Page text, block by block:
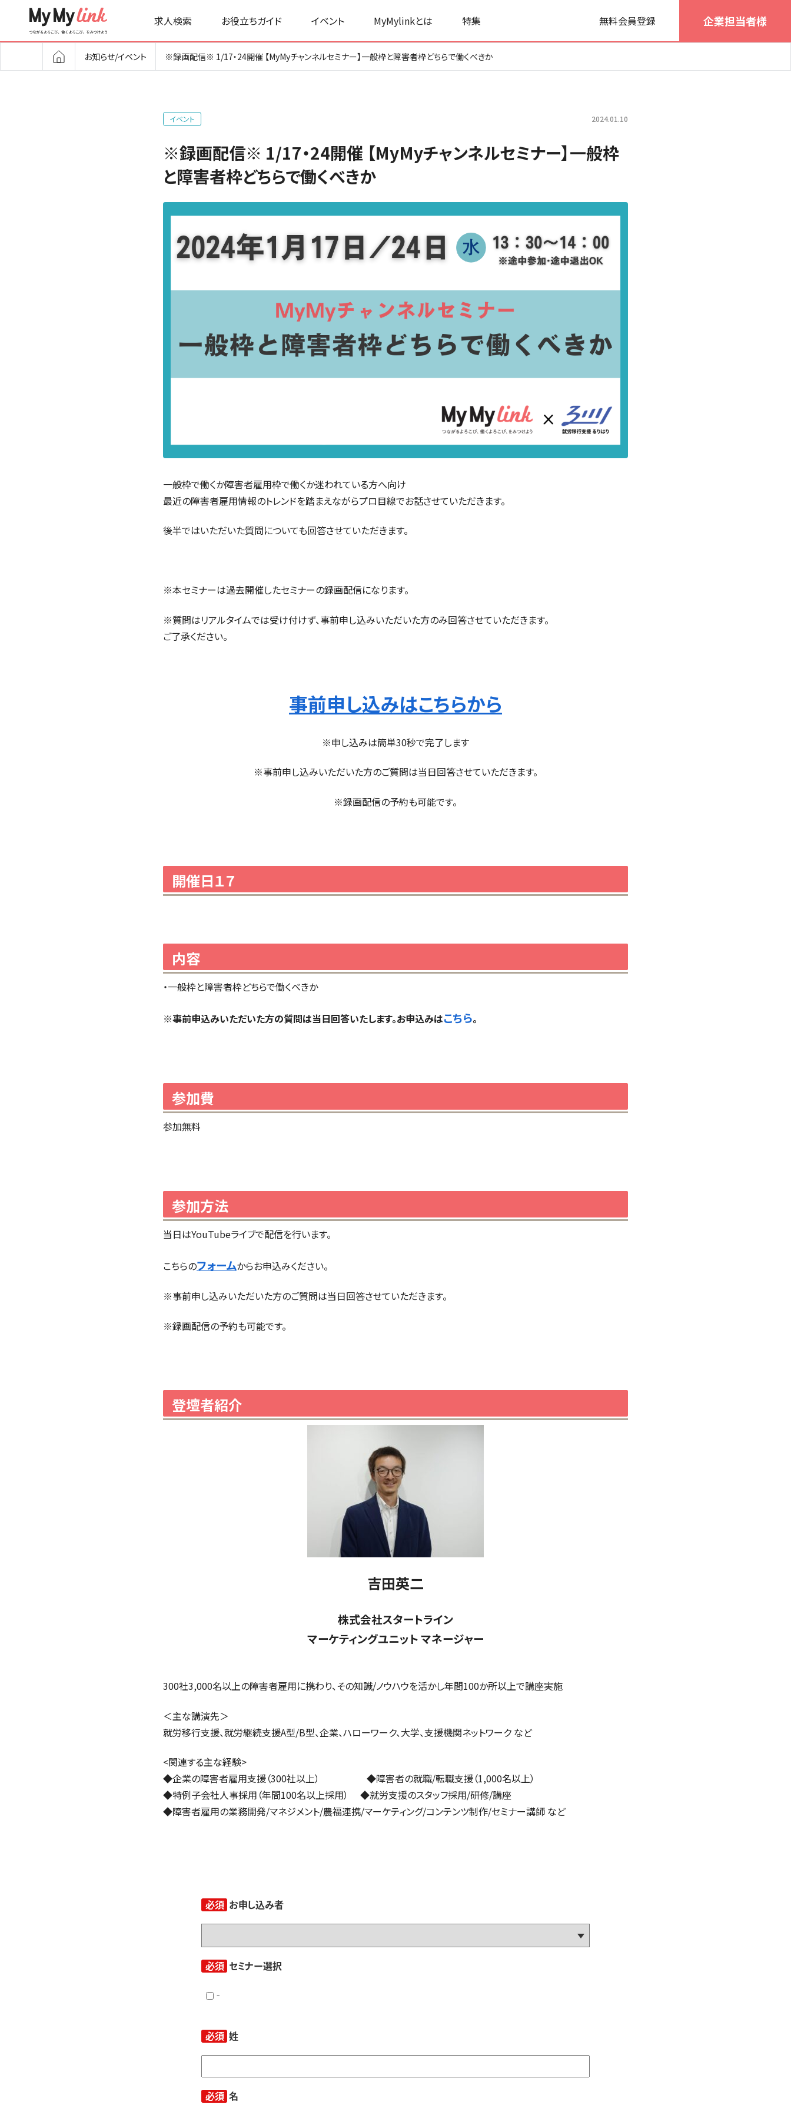
求人検索 お役立ちガイド イベント MyMylinkとは 特集 無料会員登録 企業担当者様
お知らせ/イベント ※録画配信※ 1/17・24開催 【MyMyチャンネルセミナー】一般枠と障害者枠どちらで働くべきか
イベント 2024.01.10
※録画配信※ 1/17・24開催 【MyMyチャンネルセミナー】一般枠
と障害者枠どちらで働くべきか
一般枠で働くか障害者雇用枠で働くか迷われている方へ向け
最近の障害者雇用情報のトレンドを踏まえながらプロ目線でお話させていただきます。
後半ではいただいた質問についても回答させていただきます。
※本セミナーは過去開催したセミナーの録画配信になります。
※質問はリアルタイムでは受け付けず、事前申し込みいただいた方のみ回答させていただきます。
ご了承ください。
事前申し込みはこちらから
※申し込みは簡単30秒で完了します
※事前申し込みいただいた方のご質問は当日回答させていただきます。
※録画配信の予約も可能です。
開催日１７
内容
・一般枠と障害者枠どちらで働くべきか
※事前申込みいただいた方の質問は当日回答いたします。お申込みはこちら。
参加費
参加無料
参加方法
当日はYouTubeライブで配信を行います。
こちらのフォームからお申込みください。
※事前申し込みいただいた方のご質問は当日回答させていただきます。
※録画配信の予約も可能です。
登壇者紹介
吉田英二
株式会社スタートライン
マーケティングユニット マネージャー
300社3,000名以上の障害者雇用に携わり、その知識/ノウハウを活かし年間100か所以上で講座実施
＜主な講演先＞
就労移行支援、就労継続支援A型/B型、企業、ハローワーク、大学、支援機関ネットワーク など
<関連する主な経験>
◆企業の障害者雇用支援（300社以上） ◆障害者の就職/転職支援（1,000名以上）
◆特例子会社人事採用（年間100名以上採用） ◆就労支援のスタッフ採用/研修/講座
◆障害者雇用の業務開発/マネジメント/農福連携/マーケティング/コンテンツ制作/セミナー講師 など